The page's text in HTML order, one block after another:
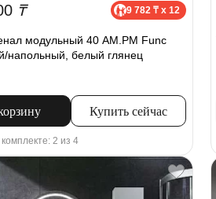
₸ 9 782 ₸ x 12
модульный 40 AM.PM Func
напольный, белый глянец
Купить сейчас
2 из 4